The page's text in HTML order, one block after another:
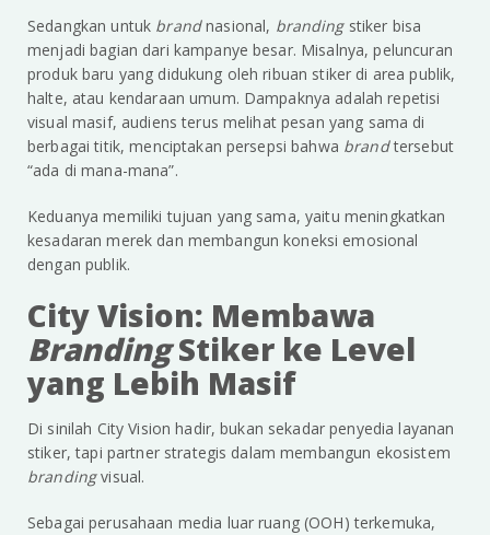
Sedangkan untuk brandnasional, branding stiker bisa
menjadi bagian dari kampanye besar. Misalnya, peluncuran
produk baru yang didukung oleh ribuan stiker di area publik,
halte, atau kendaraan umum. Dampaknya adalah repetisi
visual masif, audiens terus melihat pesan yang sama di
berbagai titik, menciptakan persepsi bahwa brandtersebut
“ada di mana-mana”.
Keduanya memiliki tujuan yang sama, yaitu meningkatkan
kesadaran merek dan membangun koneksi emosional
dengan publik.
City Vision: Membawa
BrandingStiker ke Level
yang Lebih Masif
Di sinilah City Vision hadir, bukan sekadar penyedia layanan
stiker, tapi partner strategis dalam membangun ekosistem
brandingvisual.
Sebagai perusahaan media luar ruang (OOH) terkemuka,